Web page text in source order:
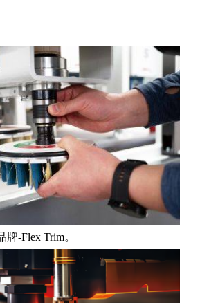
-Flex Trim。